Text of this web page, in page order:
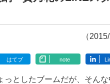
（
はてブ note
としたブームだが、そん